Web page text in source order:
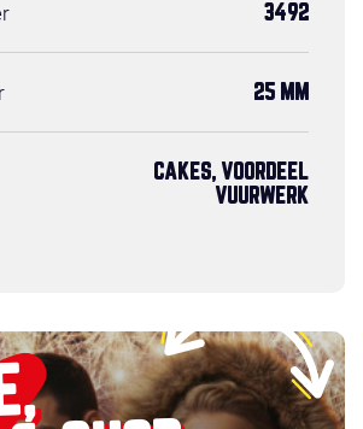
3492
25 MM
CAKES, VOORDEEL
VUURWERK